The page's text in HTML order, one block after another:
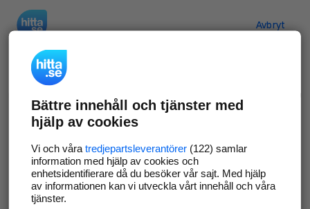
Avbryt
Verifiera ditt företag
Gör som 69 574företag
företagssida på hitta.se och syns bättre mot
kunder i ditt närområde. Helt kostnadsfritt.
Uppdatera din företagsinformation
Bättre innehåll och tjänster med
hjälp av cookies
Vi och våra tredjepartsleverantörer(122) samlar
information med hjälp av cookies och
enhetsidentifierare då du besöker vår sajt. Med hjälp
av informationen kan vi utveckla vårt innehåll och våra
tjänster.